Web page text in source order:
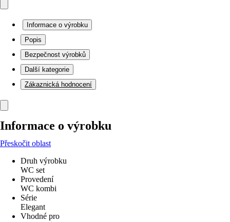
Informace o výrobku
Popis
Bezpečnost výrobků
Další kategorie
Zákaznická hodnocení
Informace o výrobku
Přeskočit oblast
Druh výrobku
WC set
Provedení
WC kombi
Série
Elegant
Vhodné pro